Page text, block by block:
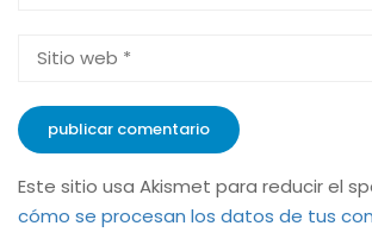
Este sitio usa Akismet para reducir el
cómo se procesan los datos de tus